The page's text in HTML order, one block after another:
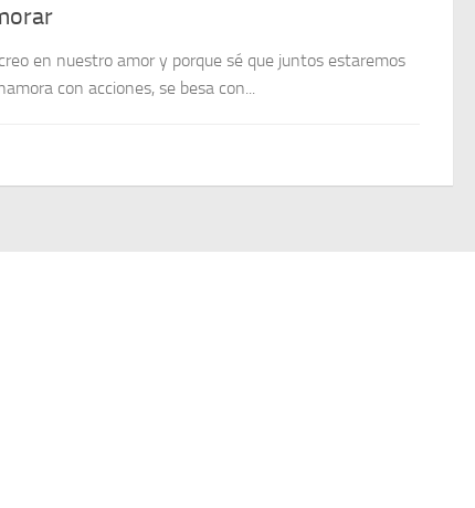
en nuestro amor y porque sé que juntos estaremos
con acciones, se besa con...